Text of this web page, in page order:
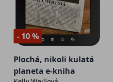
- 10 %
Plochá, nikoli kulatá
planeta e-kniha